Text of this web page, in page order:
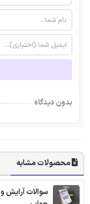
بدون دیدگاه
محصولات مشابه
سوالات آرایش